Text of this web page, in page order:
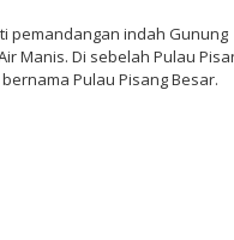
pemandangan indah Gunung
Manis. Di sebelah Pulau
Pulau Pisang Besar.